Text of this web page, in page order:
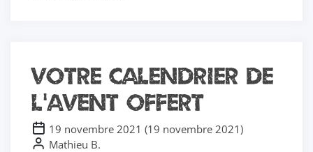
Votre calendrier de
l’avent offert
19 novembre 2021 (19 novembre 2021)
Mathieu B.